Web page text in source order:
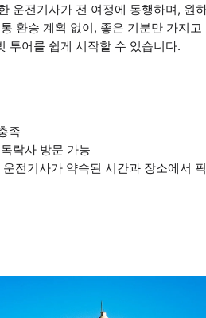
운전기사가 전 여정에 동행하며, 원
환승 계획 없이, 좋은 기분만 가지
투어를 쉽게 시작할 수 있습니다.
족
락사 방문 가능
전기사가 약속된 시간과 장소에서